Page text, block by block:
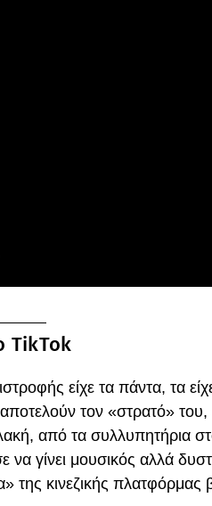
TikTok
είχε τα πάντα, τα
τον «στρατό» του,
από τα συλλυπητήρια
να γίνει μουσικός αλλά
της κινεζικής πλατφόρμας